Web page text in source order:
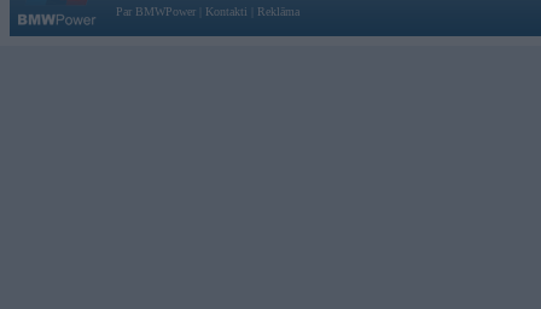
Par BMWPower
Kontakti Reklāma